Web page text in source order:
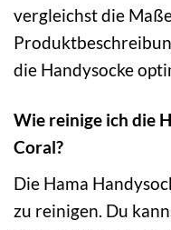
vergleichst die
die Handysocke
Wie reinige ich die
Coral?
Die Hama
zu reinigen. Du